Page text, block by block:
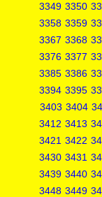
3349 3350
3358 3359
3367 3368
3376 3377
3385 3386
3394 3395
3403 3404
3412 3413
3421 3422
3430 3431
3439 3440
3448 3449